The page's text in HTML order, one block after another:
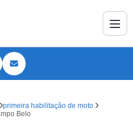
primeira habilitação de moto
Belo